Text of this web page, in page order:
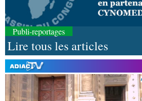
Publi-reportages
Lire tous les articles
06-08-2026 16:30
SociétéDiaspora : rencontre des
l'étranger à Brazzaville